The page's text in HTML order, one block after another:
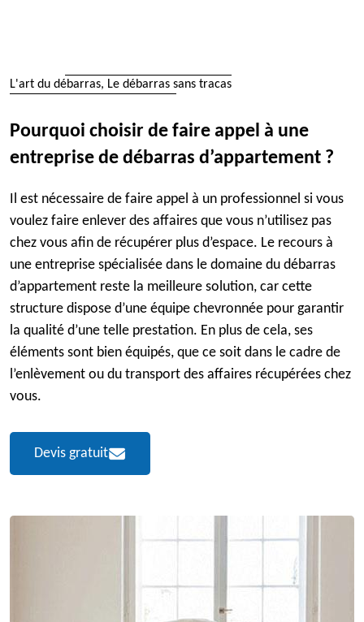
L'art du débarras, Le débarras sans tracas
Pourquoi choisir de faire appel à une
entreprise de débarras d’appartement ?
Il est nécessaire de faire appel à un professionnel si vous
voulez faire enlever des affaires que vous n’utilisez pas
chez vous afin de récupérer plus d’espace. Le recours à
une entreprise spécialisée dans le domaine du débarras
d’appartement reste la meilleure solution, car cette
structure dispose d’une équipe chevronnée pour garantir
la qualité d’une telle prestation. En plus de cela, ses
éléments sont bien équipés, que ce soit dans le cadre de
l’enlèvement ou du transport des affaires récupérées chez
vous.
Devis gratuit